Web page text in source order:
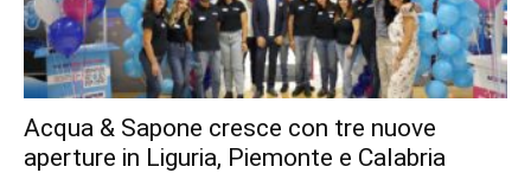
Acqua & Sapone cresce con tre nuove
aperture in Liguria, Piemonte e Calabria